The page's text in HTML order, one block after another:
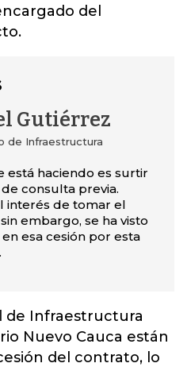
del
Gutiérrez
de Infraestructura
está haciendo es surtir
consulta previa.
interés de tomar el
embargo, se ha visto
esa cesión por esta
de Infraestructura
Nuevo Cauca están
del contrato, lo